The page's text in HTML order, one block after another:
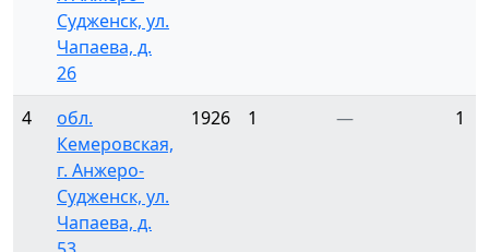
Судженск, ул.
Чапаева, д.
26
4
обл.
Кемеровская,
г. Анжеро-
Судженск, ул.
Чапаева, д.
1926 1 — 1